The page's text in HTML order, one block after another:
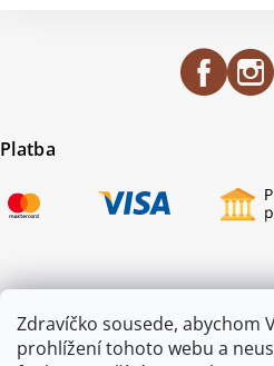
Zdravíčko sousede, abychom
prohlížení tohoto webu a
Platba